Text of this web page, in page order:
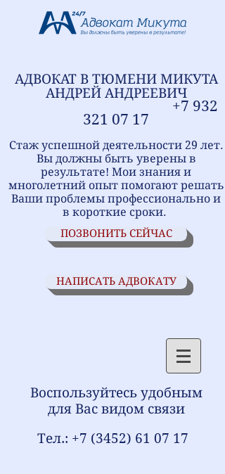
АДВОКАТ В ТЮМЕНИ МИКУТА
АНДРЕЙ АНДРЕЕВИЧ
+7 932
321 07 17
Стаж успешной деятельности 29 лет.
Вы должны быть уверены в
результате! Мои знания и
многолетний опыт помогают решать
Ваши проблемы профессионально и
в короткие сроки.
ПОЗВОНИТЬ СЕЙЧАС
НАПИСАТЬ АДВОКАТУ
Воспользуйтесь удобным
для Вас видом связи
Тел.: +7 (3452) 61 07 17